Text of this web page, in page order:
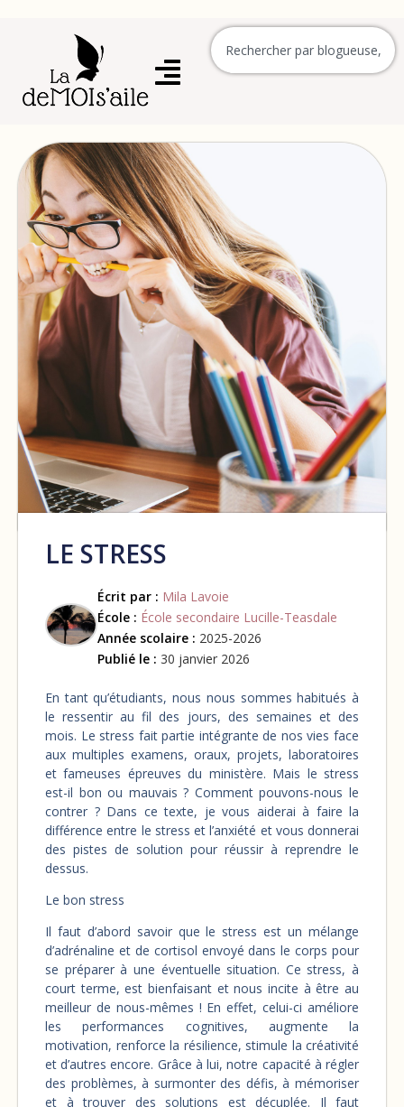
LE STRESS
Écrit par : Mila Lavoie
École : École secondaire Lucille-Teasdale
Année scolaire : 2025-2026
Publié le : 30 janvier 2026
En tant qu’étudiants, nous nous sommes habitués à
le ressentir au fil des jours, des semaines et des
mois. Le stress fait partie intégrante de nos vies face
aux multiples examens, oraux, projets, laboratoires
et fameuses épreuves du ministère. Mais le stress
est-il bon ou mauvais ? Comment pouvons-nous le
contrer ? Dans ce texte, je vous aiderai à faire la
différence entre le stress et l’anxiété et vous donnerai
des pistes de solution pour réussir à reprendre le
dessus.
Le bon stress
Il faut d’abord savoir que le stress est un mélange
d’adrénaline et de cortisol envoyé dans le corps pour
se préparer à une éventuelle situation. Ce stress, à
court terme, est bienfaisant et nous incite à être au
meilleur de nous-mêmes ! En effet, celui-ci améliore
les performances cognitives, augmente la
motivation, renforce la résilience, stimule la créativité
et d’autres encore. Grâce à lui, notre capacité à régler
des problèmes, à surmonter des défis, à mémoriser
et à trouver des solutions est décuplée. Il faut